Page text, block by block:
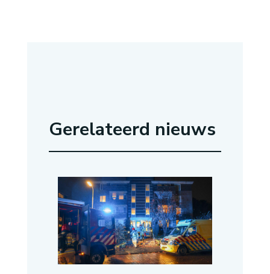
Gerelateerd nieuws